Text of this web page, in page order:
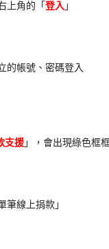
上角的「 登入 」
的帳號、密碼登入
支援 」，會出現綠色框
筆線上捐款」